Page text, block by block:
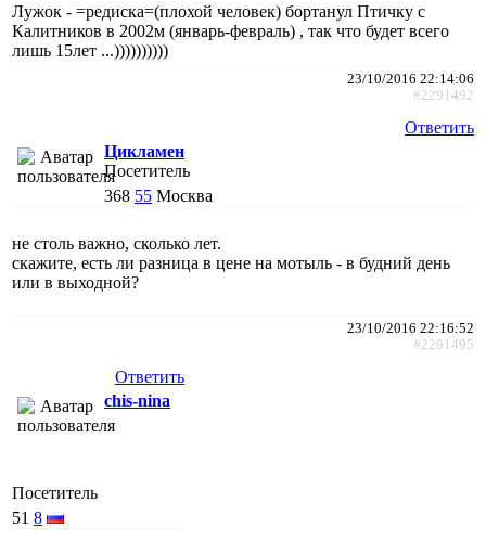
Лужок - =редиска=(плохой человек) бортанул Птичку с
Калитников в 2002м (январь-февраль) , так что будет всего
лишь 15лет ...))))))))))
23/10/2016 22:14:06
#2291492
Ответить
Цикламен
Посетитель
368 55 Москва
не столь важно, сколько лет.
скажите, есть ли разница в цене на мотыль - в будний день
или в выходной?
23/10/2016 22:16:52
#2291495
Ответить
chis-nina
Посетитель
51 8